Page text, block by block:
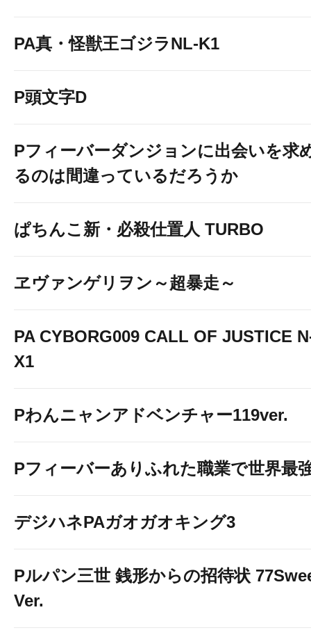
PA真・怪獣王ゴジラNL-K1
P頭文字D
Pフィーバーダンジョンに出会いを求
るのは間違っているだろうか
ぱちんこ新・必殺仕置人 TURBO
ヱヴァンゲリヲン～超暴走～
PA CYBORG009 CALL OF JUSTICE
X1
Pわんニャンアドベンチャー119ver.
Pフィーバーありふれた職業で世界最
デジハネPAガオガオキング3
Pルパン三世 銭形からの招待状
Ver.